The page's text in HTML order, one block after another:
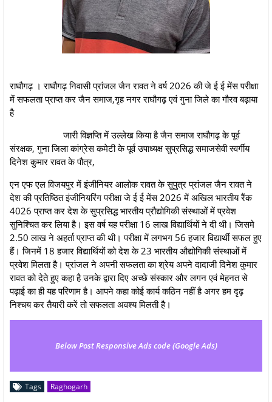
राघौगढ़ । राघौगढ़ निवासी प्रांजल जैन रावत ने वर्ष 2026 की जे ई ई मेंस परीक्षा
में सफलता प्राप्त कर जैन समाज,गृह नगर राघौगढ़ एवं गुना जिले का गौरव बढ़ाया
है
जारी विज्ञप्ति में उल्लेख किया है जैन समाज राघौगढ़ के पूर्व
संरक्षक, गुना जिला कांग्रेस कमेटी के पूर्व उपाध्यक्ष सुप्रसिद्ध समाजसेवी स्वर्गीय
दिनेश कुमार रावत के पौत्र,
एन एफ एल विजयपुर में इंजीनियर आलोक रावत के सुपुत्र प्रांजल जैन रावत ने
देश की प्रतिष्ठित इंजीनियरिंग परीक्षा जे ई ई मेंस 2026 में अखिल भारतीय रैंक
4026 प्राप्त कर देश के सुप्रसिद्ध भारतीय प्रौद्योगिकी संस्थाओं में प्रवेश
सुनिश्चित कर लिया है। इस वर्ष यह परीक्षा 16 लाख विद्यार्थियों ने दी थी। जिसमे
2.50 लाख ने अहर्ता प्राप्त की थी। परीक्षा में लगभग 56 हजार विद्यार्थी सफल हुए
हैं। जिनमें 18 हजार विद्यार्थियों को देश के 23 भारतीय औद्योगिकी संस्थाओं में
प्रवेश मिलता है। प्रांजल ने अपनी सफलता का श्रेय अपने दादाजी दिनेश कुमार
रावत को देते हुए कहा है उनके द्वारा दिए अच्छे संस्कार और लगन एवं मेहनत से
पढ़ाई का ही यह परिणाम है। आपने कहा कोई कार्य कठिन नहीं है अगर हम दृढ़
निश्चय कर तैयारी करें तो सफलता अवश्य मिलती है।
Below Post Responsive Ads code (Google Ads)
Tags Raghogarh